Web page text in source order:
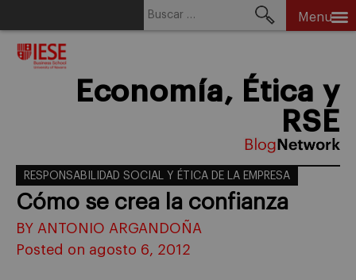
Menu
Economía, Ética y
RSE
RESPONSABILIDAD SOCIAL Y ÉTICA DE LA EMPRESA
Cómo se crea la confianza
BY ANTONIO ARGANDOÑA
Posted on agosto 6, 2012